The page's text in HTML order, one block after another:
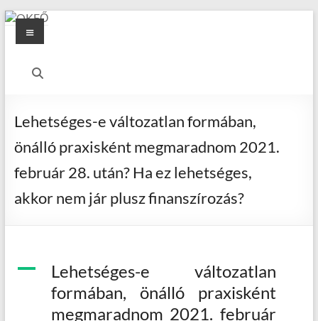
Skip
content
OKFŐ
Menu
Lehetséges-e változatlan formában,
önálló praxisként megmaradnom 2021.
február 28. után? Ha ez lehetséges,
akkor nem jár plusz finanszírozás?
A
Lehetséges-e változatlan
formában, önálló praxisként
megmaradnom 2021. február